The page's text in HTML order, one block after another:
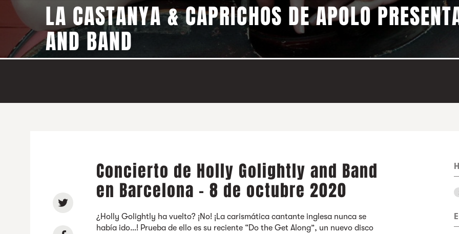
LA CASTANYA & CAPRICHOS DE APOLO
AND BAND
Concierto de Holly Golightly and Band
en Barcelona - 8 de octubre 2020
¿Holly Golightly ha vuelto? ¡No! ¡La carismática cantante inglesa nunca se
había ido…! Prueba de ello es su reciente “Do the Get Along”, un nuevo disco